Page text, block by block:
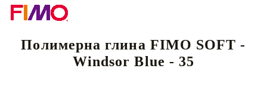
Полимерна глина FIMO SOFT -
Windsor Blue - 35